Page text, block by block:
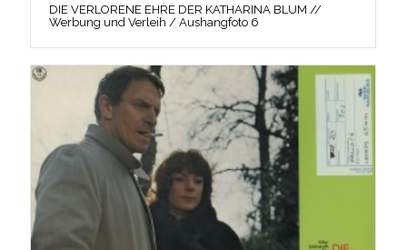
DIE VERLORENE EHRE DER KATHARINA BLUM //
Werbung und Verleih / Aushangfoto 6